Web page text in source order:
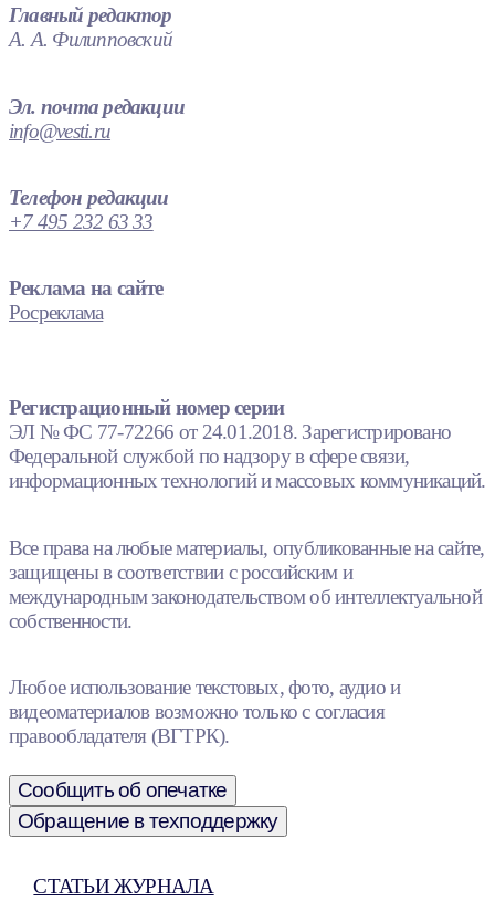
Главный редактор
А. А. Филипповский
Эл. почта редакции
info@vesti.ru
Телефон редакции
+7 495 232 63 33
Реклама на сайте
Росреклама
Регистрационный номер серии
ЭЛ № ФС 77-72266 от 24.01.2018. Зарегистрировано
Федеральной службой по надзору в сфере связи,
информационных технологий и массовых коммуникаций.
Все права на любые материалы, опубликованные на сайте,
защищены в соответствии с российским и
международным законодательством об интеллектуальной
собственности.
Любое использование текстовых, фото, аудио и
видеоматериалов возможно только с согласия
правообладателя (ВГТРК).
Сообщить об опечатке
Обращение в техподдержку
СТАТЬИ ЖУРНАЛА